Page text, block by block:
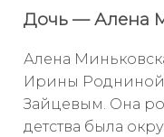
Дочь — Алена
Алена
Ирины Родниной
Зайцевым. Она
детства была